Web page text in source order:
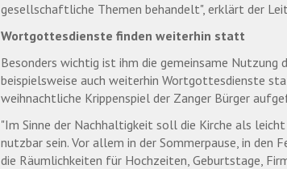
gesellschaftliche Themen behandelt", erklärt der
Wortgottesdienste finden weiterhin statt
Besonders wichtig ist ihm die gemeinsame Nutzung
beispielsweise auch weiterhin Wortgottesdienste
weihnachtliche Krippenspiel der Zanger Bürger
"Im Sinne der Nachhaltigkeit soll die Kirche als
nutzbar sein. Vor allem in der Sommerpause, in den
die Räumlichkeiten für Hochzeiten, Geburtstage,